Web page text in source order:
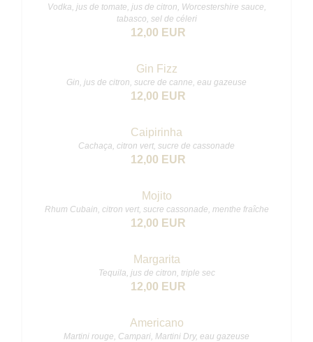
Vodka, jus de tomate, jus de citron, Worcestershire sauce,
tabasco, sel de céleri
12,00 EUR
Gin Fizz
Gin, jus de citron, sucre de canne, eau gazeuse
12,00 EUR
Caipirinha
Cachaça, citron vert, sucre de cassonade
12,00 EUR
Mojito
Rhum Cubain, citron vert, sucre cassonade, menthe fraîche
12,00 EUR
Margarita
Tequila, jus de citron, triple sec
12,00 EUR
Americano
Martini rouge, Campari, Martini Dry, eau gazeuse